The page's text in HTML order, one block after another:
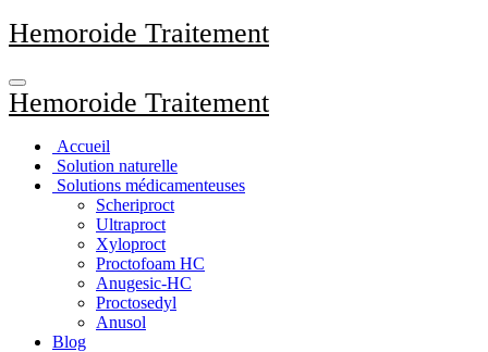
Aller
au
principal
Hemoroide Traitement
Hemoroide Traitement
Accueil
Solution naturelle
Solutions médicamenteuses
Scheriproct
Ultraproct
Xyloproct
Proctofoam HC
Anugesic-HC
Proctosedyl
Anusol
Blog